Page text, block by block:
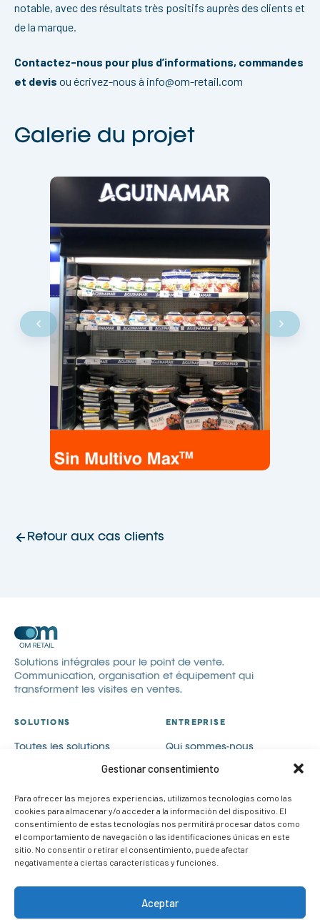
Gestionar consentimiento
Para ofrecer las mejores experiencias, utilizamos tecnologías como las
cookies para almacenar y/o acceder a la información del dispositivo. El
consentimiento de estas tecnologías nos permitirá procesar datos como
el comportamiento de navegación o las identificaciones únicas en este
sitio. No consentir o retirar el consentimiento, puede afectar
negativamente a ciertas características y funciones.
Aceptar
notable, avec des résultats très positifs auprès des clients et
de la marque.
Contactez-nous pour plus d’informations, commandes
et devis ou écrivez-nous à info@om-retail.com
Galerie du projet
Retour aux cas clients
Solutions intégrales pour le point de vente.
Communication, organisation et équipement qui
transforment les visites en ventes.
SOLUTIONS
Toutes les solutions
Communication visuelle
PLV
Cas de succès
ENTREPRISE
Qui sommes-nous
Catalogues
Contact
Rejoignez-nous
info@om-retail.com
+34 914 990 980